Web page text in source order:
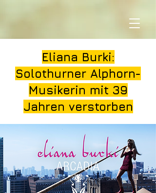
Eliana Burki:
Solothurner Alphorn-
Musikerin mit 39
Jahren verstorben